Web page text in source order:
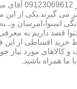
می گیرند.یکی از این
اسنوا،امرسان
قصد داریم به
خرید اقساطی از این
کالاهای مورد نیاز
ما همراه باشید.